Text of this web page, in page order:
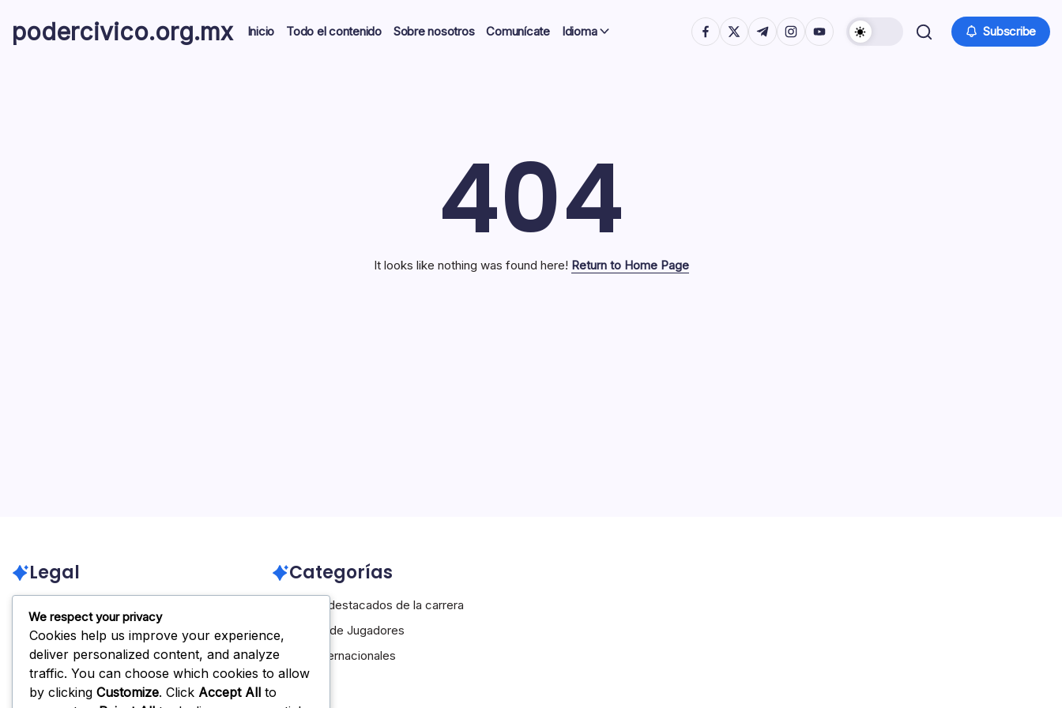
content
podercivico.org.mx Inicio Todo el contenido Sobre nosotros Comunícate Idioma https://www.facebook.com/
https://twitter.com/
https://t.me/
https://www.instagram.com/
https://youtube.com/ Subscribe
404
It looks like nothing was found here! Return to Home Page
Legal
Comunícate
Tu privacidad
Sobre nosotros
Categorías
Aspectos destacados de la carrera
Biografías de Jugadores
Logros Internacionales
We respect your privacy
Cookies help us improve your experience,
deliver personalized content, and analyze
traffic. You can choose which cookies to allow
by clicking Customize. Click Accept All to